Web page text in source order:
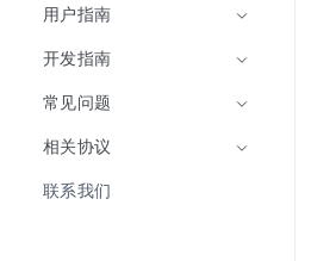
用户指南
开发指南
常见问题
相关协议
联系我们